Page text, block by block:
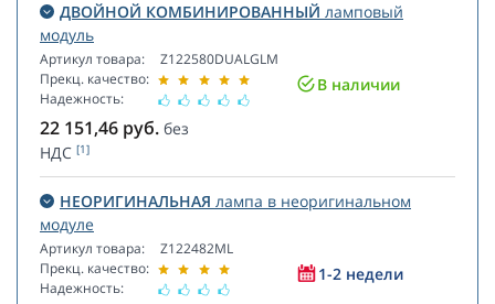
ДВОЙНОЙ КОМБИНИРОВАННЫЙ ламповый
модуль
Артикул товара:
Прекц. качество:
Надежность:
Z122580DUALGLM
В наличии
22 151,46 руб. без
НДС [1]
НЕОРИГИНАЛЬНАЯ лампа в неоригинальном
модуле
Артикул товара:
Прекц. качество:
Надежность:
Z122482ML
1-2 недели